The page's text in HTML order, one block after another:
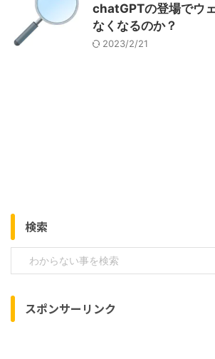
chatGPTの登場でウ
なくなるのか？
2023/2/21
検索
スポンサーリンク